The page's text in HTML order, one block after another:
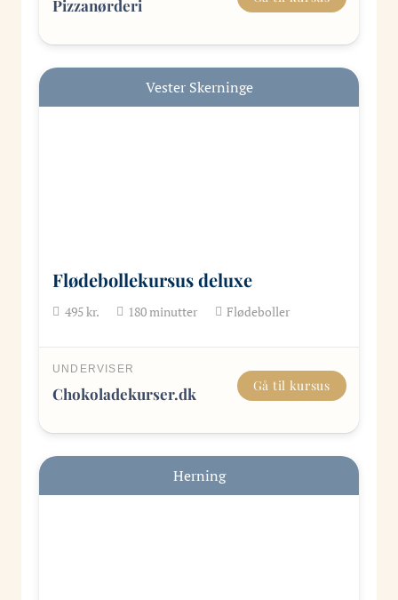
Pizzanørderi
Vester Skerninge
Flødebollekursus deluxe
495kr. 180minutter Flødeboller
UNDERVISER
Chokoladekurser.dk Gå til kursus
Herning